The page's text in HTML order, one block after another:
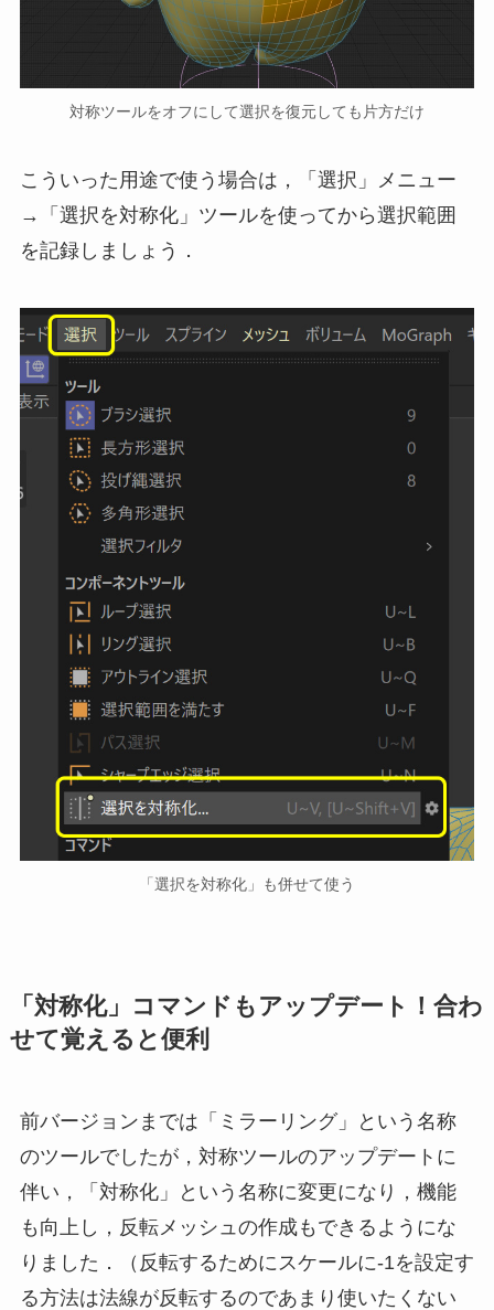
対称ツールをオフにして選択を復元しても片方だけ
こういった用途で使う場合は，「選択」メニュー
→「選択を対称化」ツールを使ってから選択範囲
を記録しましょう．
「選択を対称化」も併せて使う
「対称化」コマンドもアップデート！合わ
せて覚えると便利
前バージョンまでは「ミラーリング」という名称
のツールでしたが，対称ツールのアップデートに
伴い，「対称化」という名称に変更になり，機能
も向上し，反転メッシュの作成もできるようにな
りました．（反転するためにスケールに-1を設定す
る方法は法線が反転するのであまり使いたくない